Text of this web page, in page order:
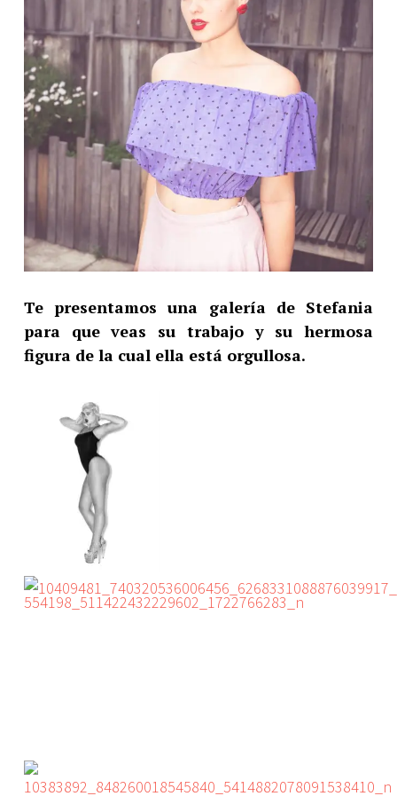
Te presentamos una galería de Stefania
para que veas su trabajo y su hermosa
figura de la cual ella está orgullosa.